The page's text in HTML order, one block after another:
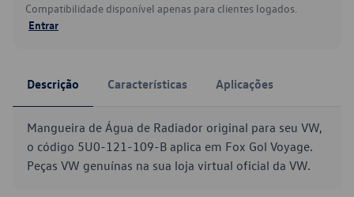
Compatibilidade disponível apenas para clientes logados.
Entrar
Descrição Características Aplicações
Mangueira de Água de Radiador original para seu VW,
o código 5U0-121-109-B aplica em Fox Gol Voyage.
Peças VW genuínas na sua loja virtual oficial da VW.